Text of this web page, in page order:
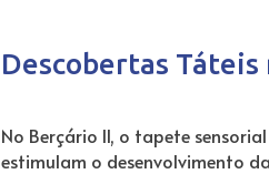
Descobertas Táteis
No Berçário II, o tapete
estimulam o desenvolvimento